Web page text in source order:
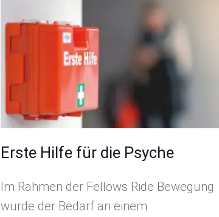
Erste Hilfe für die Psyche
Im Rahmen der Fellows Ride Bewegung
wurde der Bedarf an einem